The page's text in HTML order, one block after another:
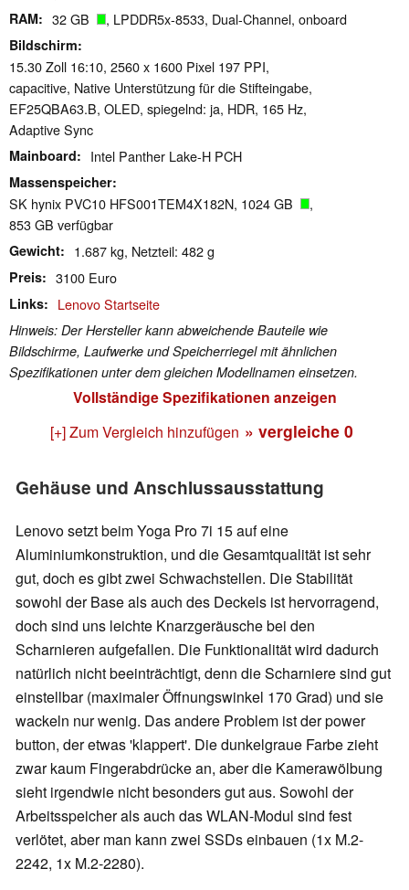
RAM 32 GB , LPDDR5x-8533, Dual-Channel, onboard
Bildschirm
15.30 Zoll 16:10, 2560 x 1600 Pixel 197 PPI,
capacitive, Native Unterstützung für die Stifteingabe,
EF25QBA63.B, OLED, spiegelnd: ja, HDR, 165 Hz,
Adaptive Sync
Mainboard Intel Panther Lake-H PCH
Massenspeicher
SK hynix PVC10 HFS001TEM4X182N, 1024 GB
,
853 GB verfügbar
Gewicht 1.687 kg, Netzteil: 482 g
Preis 3100 Euro
Links Lenovo Startseite
Hinweis: Der Hersteller kann abweichende Bauteile wie
Bildschirme, Laufwerke und Speicherriegel mit ähnlichen
Spezifikationen unter dem gleichen Modellnamen einsetzen.
Vollständige Spezifikationen anzeigen
[+] Zum Vergleich hinzufügen » vergleiche 0
Gehäuse und Anschlussausstattung
Lenovo setzt beim Yoga Pro 7i 15 auf eine
Aluminiumkonstruktion, und die Gesamtqualität ist sehr
gut, doch es gibt zwei Schwachstellen. Die Stabilität
sowohl der Base als auch des Deckels ist hervorragend,
doch sind uns leichte Knarzgeräusche bei den
Scharnieren aufgefallen. Die Funktionalität wird dadurch
natürlich nicht beeinträchtigt, denn die Scharniere sind gut
einstellbar (maximaler Öffnungswinkel 170 Grad) und sie
wackeln nur wenig. Das andere Problem ist der power
button, der etwas 'klappert'. Die dunkelgraue Farbe zieht
zwar kaum Fingerabdrücke an, aber die Kamerawölbung
sieht irgendwie nicht besonders gut aus. Sowohl der
Arbeitsspeicher als auch das WLAN-Modul sind fest
verlötet, aber man kann zwei SSDs einbauen (1x M.2-
2242, 1x M.2-2280).